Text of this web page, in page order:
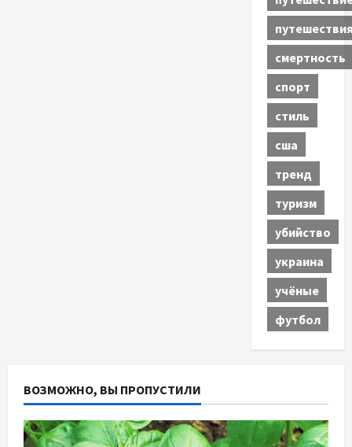
смертность
спорт
стиль
сша
тренд
туризм
убийство
украина
учёные
футбол
ВОЗМОЖНО, ВЫ ПРОПУСТИЛИ